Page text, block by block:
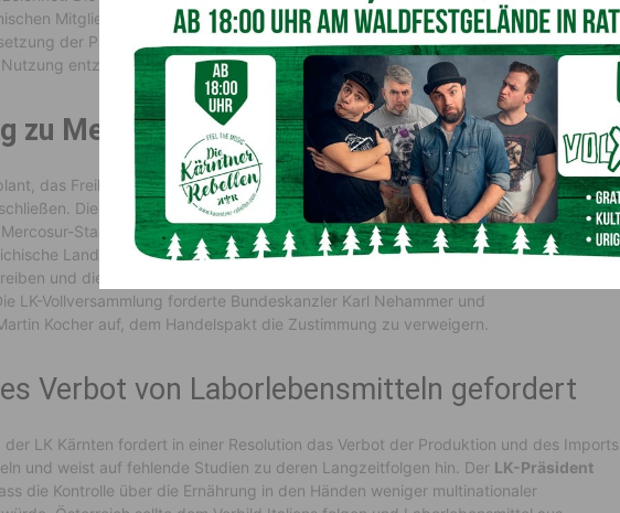
Mitglieder des EU-Parlaments auf, sich gegen den Entwurf zu stellen und
der Pläne würde tausende Hektar Ackerland und Wiesen einer
entziehen und Arbeitsplätze sowie Wertschöpfung gefährden.
zu Mercosur verweigern
das Freihandelsabkommen mit den südamerikanischen Mercosur-Staaten noch
Die Europäische Union würde ihre Märkte für südamerikanische Agrargüter
Staaten ihre Märkte für Autos und chemische Produkte aus der EU öffnen
Landwirtschaft befürchtet, dass das Abkommen die Abholzung des
und die niedrigen Klima-, Tierwohl- und Sozialstandards in Südamerika
LK-Vollversammlung forderte Bundeskanzler Karl Nehammer und
Kocher auf, dem Handelspakt die Zustimmung zu verweigern.
Verbot von Laborlebensmitteln gefordert
der LK Kärnten fordert in einer Resolution das Verbot der Produktion und des Imports
und weist auf fehlende Studien zu deren Langzeitfolgen hin. Der LK-Präsident
die Kontrolle über die Ernährung in den Händen weniger multinationaler